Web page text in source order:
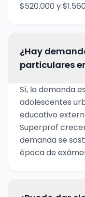
$520.000 y
¿Hay
particulares
Sí, la demanda
adolescentes
educativo
Superprof
demanda se
época de